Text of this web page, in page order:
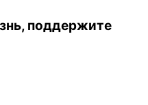
поддержите